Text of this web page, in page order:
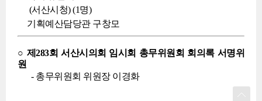
(서산시청) (1명)
기획예산담당관 구창모
○ 제283회 서산시의회 임시회 총무위원회 회의록 서명위
원
- 총무위원회 위원장 이경화